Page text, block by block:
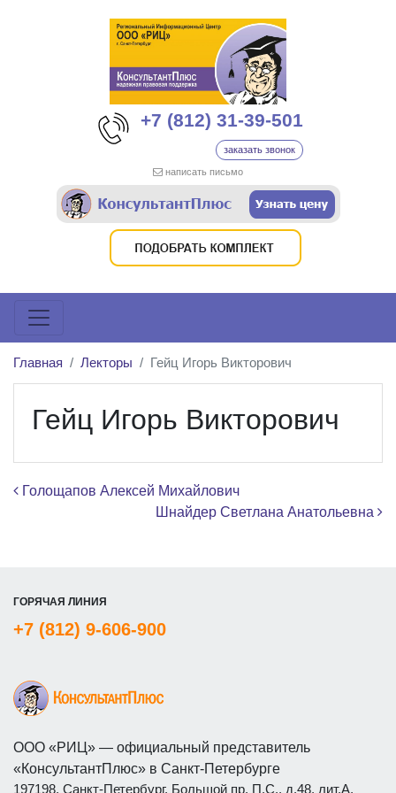
+7 (812) 31-39-501
заказать звонок
написать письмо
Главная Лекторы Гейц Игорь Викторович
Гейц Игорь Викторович
Навигация по записям
Голощапов Алексей Михайлович
Шнайдер Светлана Анатольевна
ГОРЯЧАЯ ЛИНИЯ
+7 (812) 9-606-900
ООО «РИЦ» — официальный представитель
«КонсультантПлюс» в Санкт-Петербурге
197198, Санкт-Петербург, Большой пр. П.С., д.48, лит.А,